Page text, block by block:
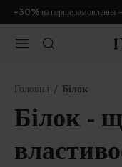
-30% на перше замовлення
Головна Білок
Білок -